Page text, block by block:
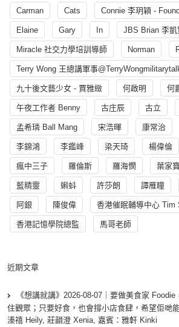
Carman Cats Connie 李玥穎 -
Elaine Gary In JBS Brian 李凱
Miracle 社交力學培訓導師 Norman
Terry Wong 王總講軍事
九十後文藝少女 - 賈雅緻 何啟明 何
午夜工作者 Benny 古庄辰 古立
孟希璘 Ball Mang 宋浩暉 康常治
李錦鴻 李鑑峰 梁天琦 楊偉倫
瘋中三子 羅倫斯 羅海憫 葉家寶
藍精靈 蝌蚪 許莎朗 譚雁瞳
阿銀 陳俊偉 香港催眠輔導中心 Tim
香港記憶學院總監 馬哥老師
近期文章
《想講就講》2026-08-07｜要做美食家
住觀眾；只要好食，也會撐小店食肆，希望佢哋
溱禧 Heily, 莊韻澄 Xenia, 嘉賓：雅軒 Kinki